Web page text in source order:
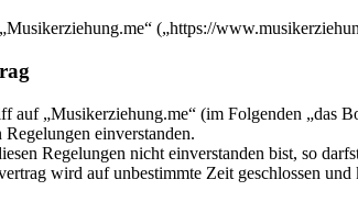
(„https://
auf „Musikerziehung.me“ (im Folgenden „das
einverstanden.
Regelungen nicht einverstanden bist, so
wird auf unbestimmte Zeit geschlossen